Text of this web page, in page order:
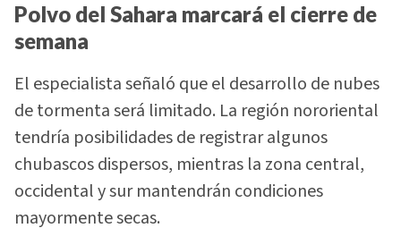
Polvo del Sahara marcará el cierre de
semana
El especialista señaló que el desarrollo de nubes
de tormenta será limitado. La región nororiental
tendría posibilidades de registrar algunos
chubascos dispersos, mientras la zona central,
occidental y sur mantendrán condiciones
mayormente secas.